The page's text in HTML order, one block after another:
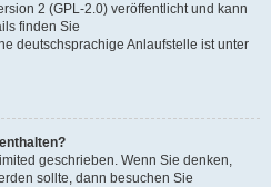
2 (GPL-2.0) veröffentlicht und kann
finden Sie
deutschsprachige Anlaufstelle ist unter
geschrieben. Wenn Sie denken,
sollte, dann besuchen Sie